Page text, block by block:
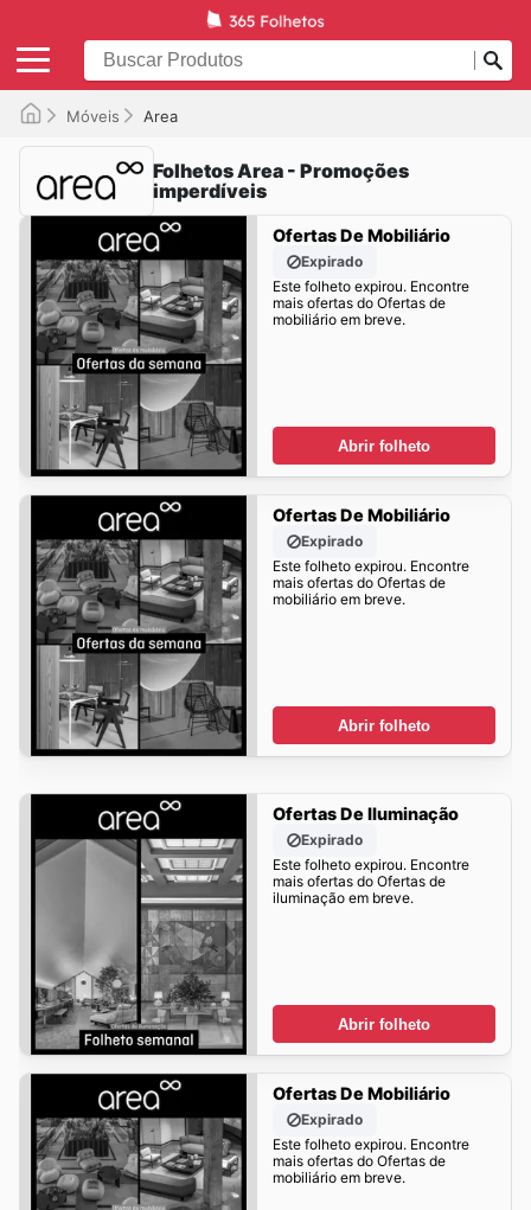
Móveis Area
Folhetos Area - Promoções
imperdíveis
Ofertas De Mobiliário
Expirado
Este folheto expirou. Encontre
mais ofertas do Ofertas de
mobiliário em breve.
Abrir folheto
Ofertas De Mobiliário
Expirado
Este folheto expirou. Encontre
mais ofertas do Ofertas de
mobiliário em breve.
Abrir folheto
Ofertas De Iluminação
Expirado
Este folheto expirou. Encontre
mais ofertas do Ofertas de
iluminação em breve.
Abrir folheto
Ofertas De Mobiliário
Expirado
Este folheto expirou. Encontre
mais ofertas do Ofertas de
mobiliário em breve.